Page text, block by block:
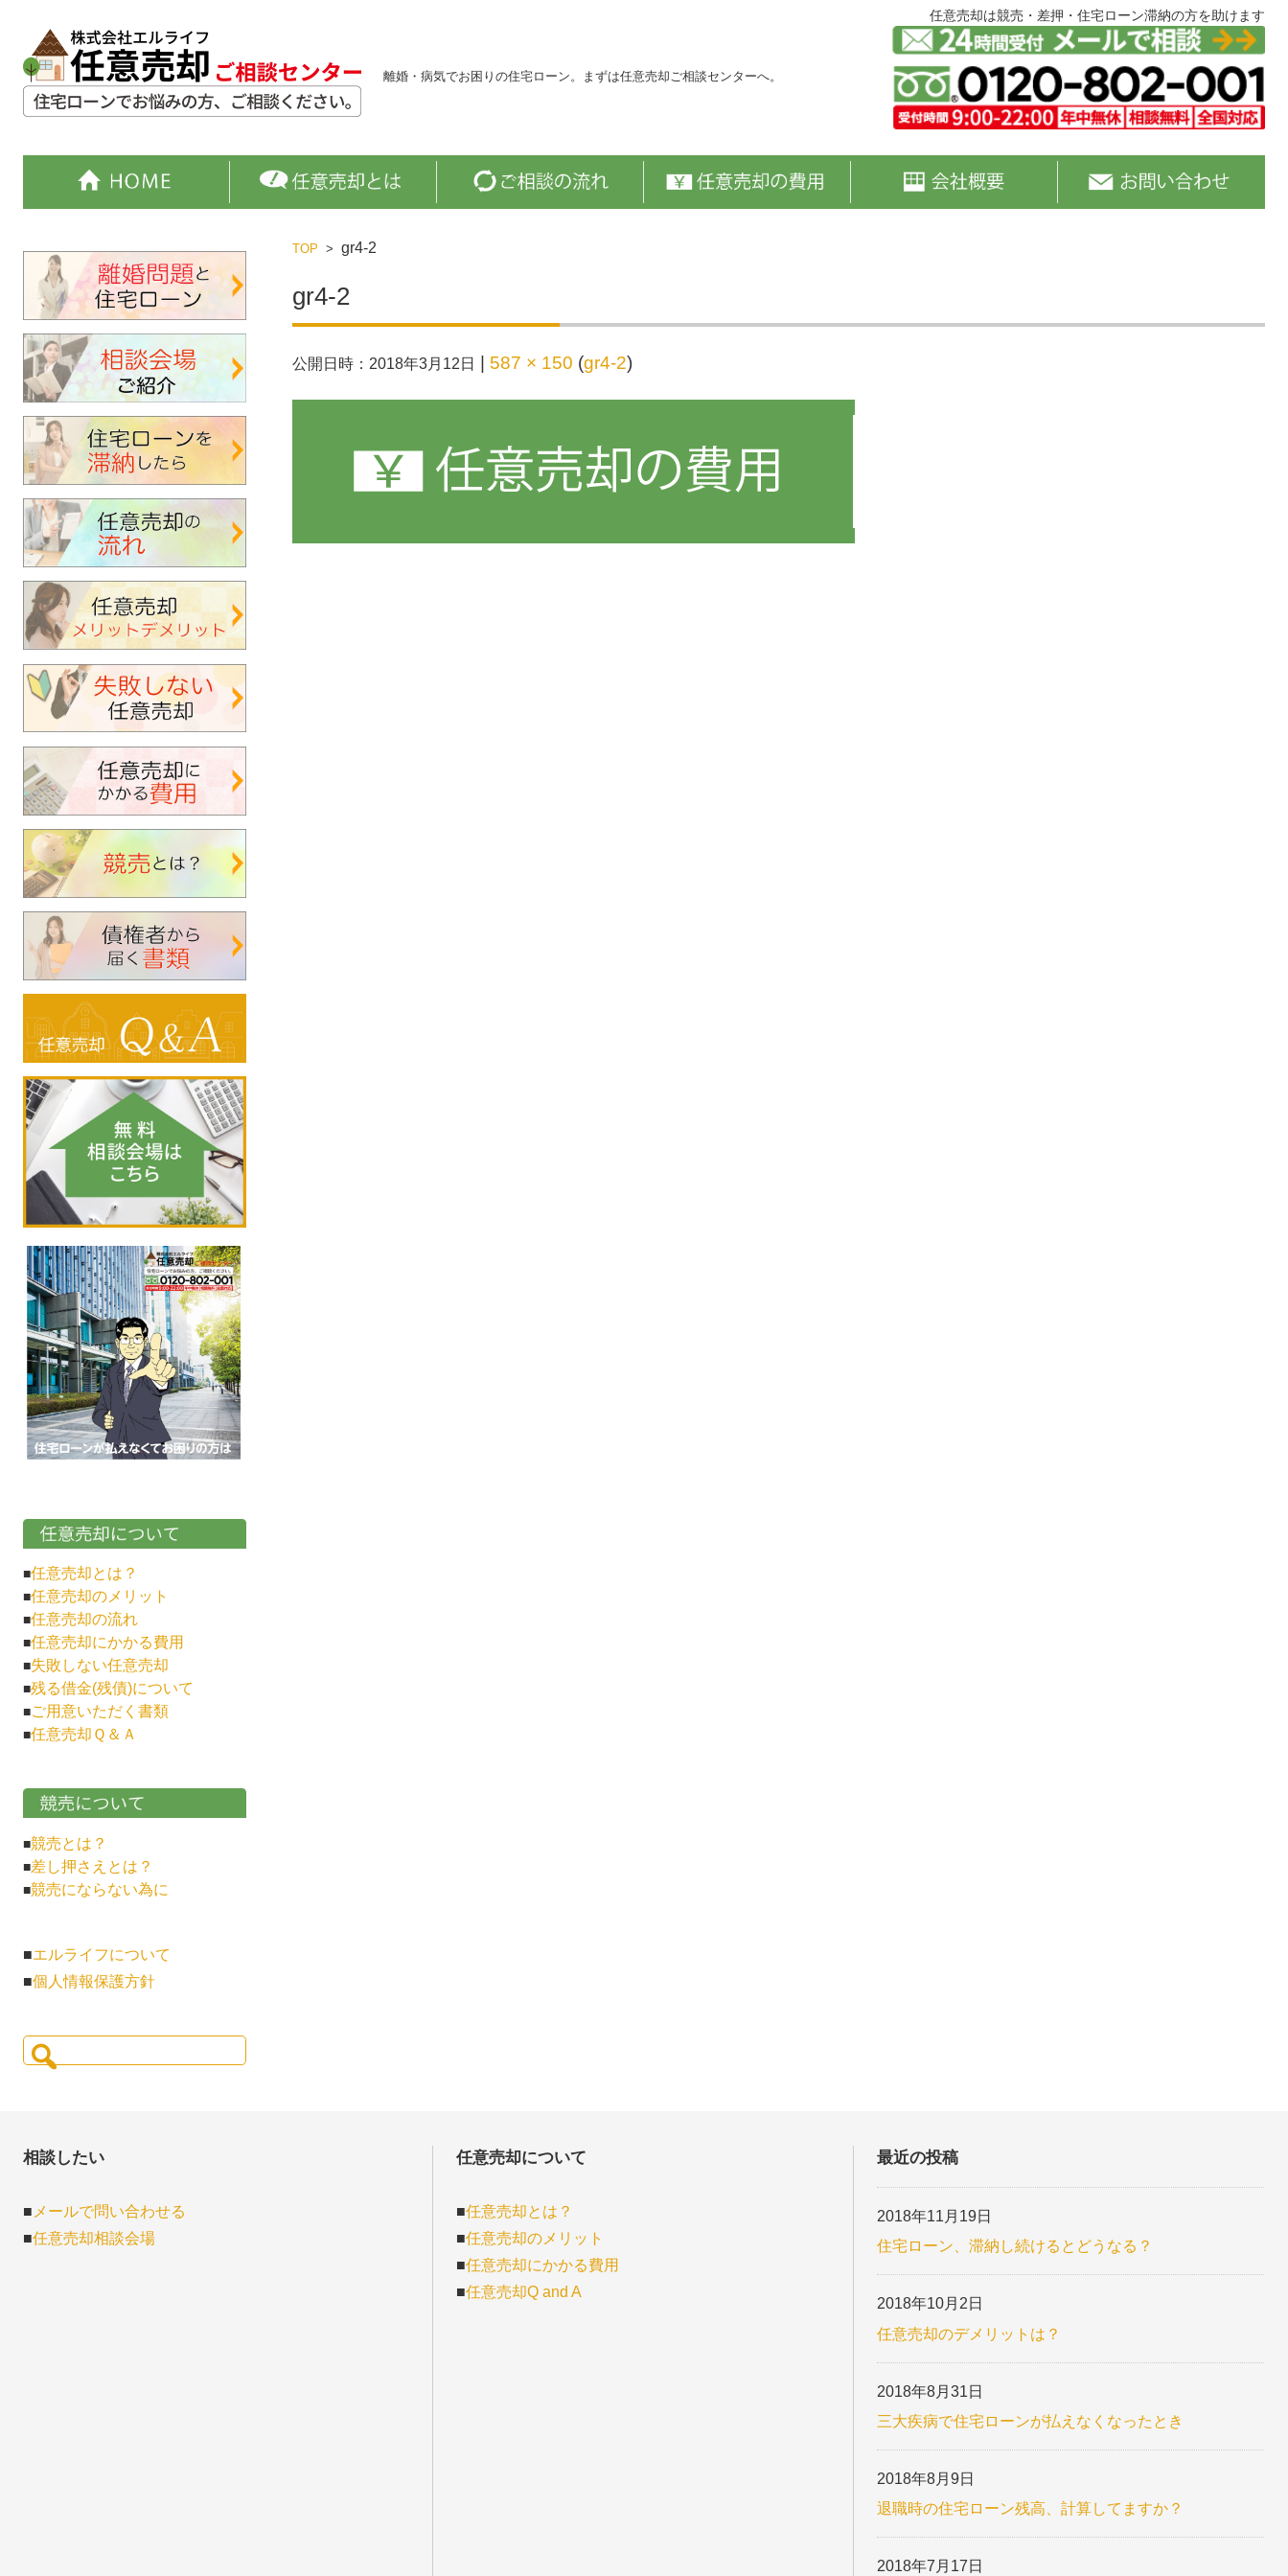
離婚・病気でお困りの住宅ローン。まずは任意売却ご相談センターへ。
任意売却は競売・差押・住宅ローン滞納の方を助けます
TOP >gr4-2
gr4-2
公開日時： 2018年3月12日 587 × 150 (gr4-2)
■任意売却とは？
■任意売却のメリット
■任意売却の流れ
■任意売却にかかる費用
■失敗しない任意売却
■残る借金(残債)について
■ご用意いただく書類
■任意売却Ｑ＆Ａ
■競売とは？
■差し押さえとは？
■競売にならない為に
■エルライフについて
■個人情報保護方針
検
索:
相談したい
■ メールで問い合わせる
■任意売却相談会場
任意売却について
■任意売却とは？
■任意売却のメリット
■任意売却にかかる費用
■任意売却Q and A
最近の投稿
2018年11月19日
住宅ローン、滞納し続けるとどうなる？
2018年10月2日
任意売却のデメリットは？
2018年8月31日
三大疾病で住宅ローンが払えなくなったとき
2018年8月9日
退職時の住宅ローン残高、計算してますか？
2018年7月17日